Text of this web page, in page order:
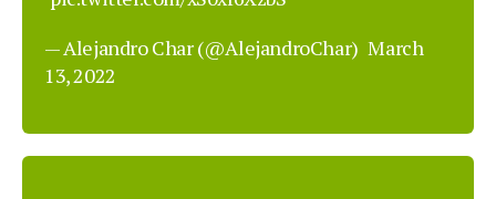
— Alejandro Char (@AlejandroChar) March
13, 2022